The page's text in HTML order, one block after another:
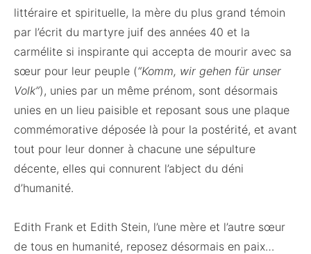
littéraire et spirituelle, la mère du plus grand témoin
par l’écrit du martyre juif des années 40 et la
carmélite si inspirante qui accepta de mourir avec sa
sœur pour leur peuple (“Komm, wir gehen für unser
Volk”), unies par un même prénom, sont désormais
unies en un lieu paisible et reposant sous une plaque
commémorative déposée là pour la postérité, et avant
tout pour leur donner à chacune une sépulture
décente, elles qui connurent l’abject du déni
d’humanité.
Edith Frank et Edith Stein, l’une mère et l’autre sœur
de tous en humanité, reposez désormais en paix…